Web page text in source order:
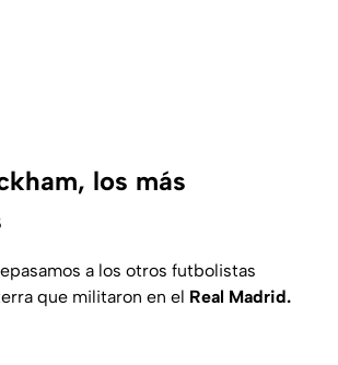
los más
a los otros futbolistas
que militaron en el Real Madrid.